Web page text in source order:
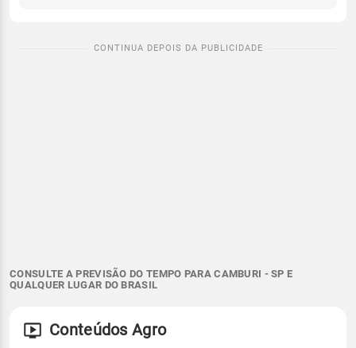
CONSULTE A PREVISÃO DO TEMPO PARA CAMBURI - SP E
QUALQUER LUGAR DO BRASIL
Conteúdos Agro